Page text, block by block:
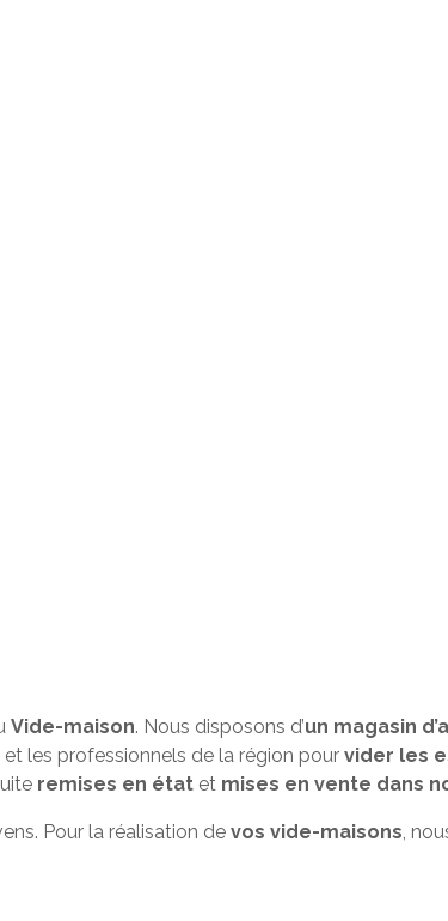
Vide-maison. Nous disposons d’un magasin
les professionnels de la région pour vider les
remises en état et mises en vente dans
Pour la réalisation de vos vide-maisons ,